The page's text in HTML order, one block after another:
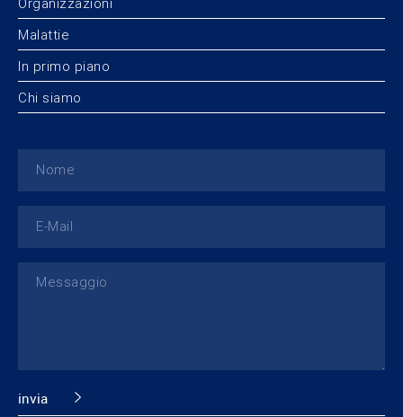
Organizzazioni
Malattie
In primo piano
Chi siamo